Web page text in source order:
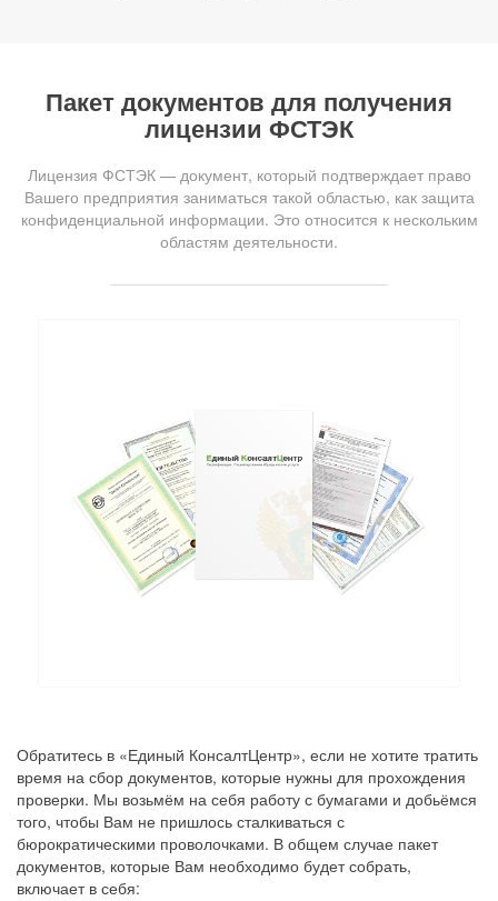
Пакет документов для получения
лицензии ФСТЭК
Лицензия ФСТЭК — документ, который подтверждает право
Вашего предприятия заниматься такой областью, как защита
конфиденциальной информации. Это относится к нескольким
областям деятельности.
Обратитесь в «Единый КонсалтЦентр», если не хотите тратить
время на сбор документов, которые нужны для прохождения
проверки. Мы возьмём на себя работу с бумагами и добьёмся
того, чтобы Вам не пришлось сталкиваться с
бюрократическими проволочками. В общем случае пакет
документов, которые Вам необходимо будет собрать,
включает в себя: